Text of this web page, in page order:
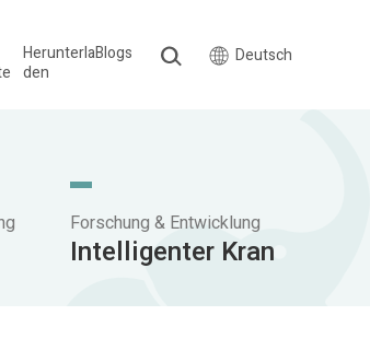
Herunterla
den
Blogs Deutsch
Forschung & Entwicklung
Intelligenter Kran